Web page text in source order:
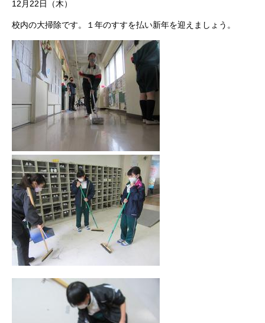
12月22日（木）
校内の大掃除です。１年のすすを払い新年を迎えましょう。